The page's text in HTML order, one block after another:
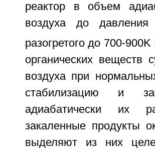
реактор в объем
воздуха до
разогретого до 700-
органических веществ
воздуха при
стабилизацию и
адиабатически их
закаленные продукты
выделяют из них